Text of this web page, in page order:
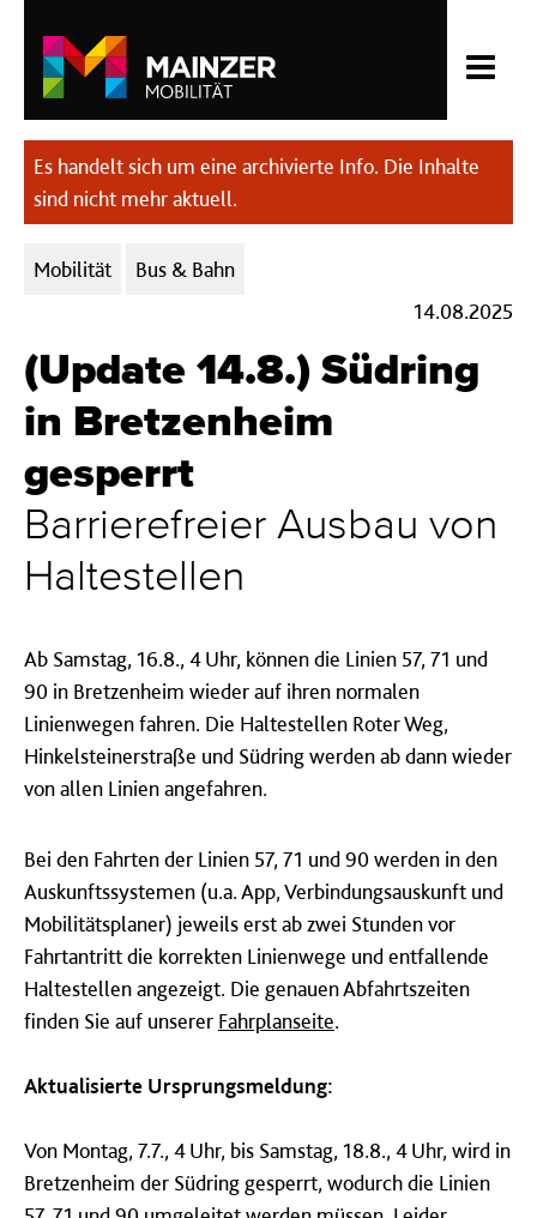
Es handelt sich um eine archivierte Info. Die Inhalte
sind nicht mehr aktuell.
Kategorien:
Mobilität
Bus & Bahn
14.08.2025
(Update 14.8.) Südring
in Bretzenheim
gesperrt
Barrierefreier Ausbau von
Haltestellen
Ab Samstag, 16.8., 4 Uhr, können die Linien 57, 71 und
90 in Bretzenheim wieder auf ihren normalen
Linienwegen fahren. Die Haltestellen Roter Weg,
Hinkelsteinerstraße und Südring werden ab dann wieder
von allen Linien angefahren.
Bei den Fahrten der Linien 57, 71 und 90 werden in den
Auskunftssystemen (u.a. App, Verbindungsauskunft und
Mobilitätsplaner) jeweils erst ab zwei Stunden vor
Fahrtantritt die korrekten Linienwege und entfallende
Haltestellen angezeigt. Die genauen Abfahrtszeiten
finden Sie auf unserer Fahrplanseite.
Aktualisierte Ursprungsmeldung:
Von Montag, 7.7., 4 Uhr, bis Samstag, 18.8., 4 Uhr, wird in
Bretzenheim der Südring gesperrt, wodurch die Linien